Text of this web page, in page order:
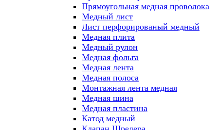
Прямоугольная медная проволока
Медный лист
Лист перфорированый медный
Медная плита
Медный рулон
Медная фольга
Медная лента
Медная полоса
Монтажная лента медная
Медная шина
Медная пластина
Катод медный